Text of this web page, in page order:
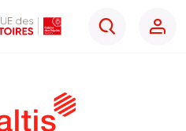
Rechercher